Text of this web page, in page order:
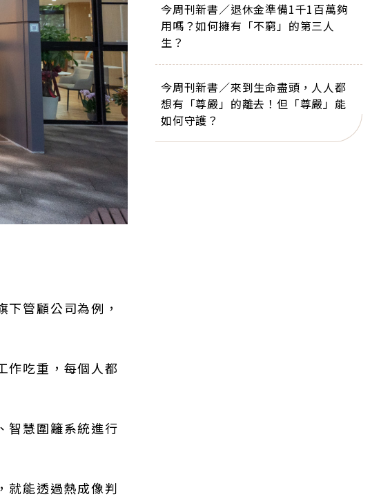
管顧公司為例，
作吃重，每個人都
智慧圍籬系統進行
就能透過熱成像判
今周刊新書／退休金準備1千1百萬夠
用嗎？如何擁有「不窮」的第三人
生？
今周刊新書／來到生命盡頭，人人都
想有「尊嚴」的離去！但「尊嚴」能
如何守護？